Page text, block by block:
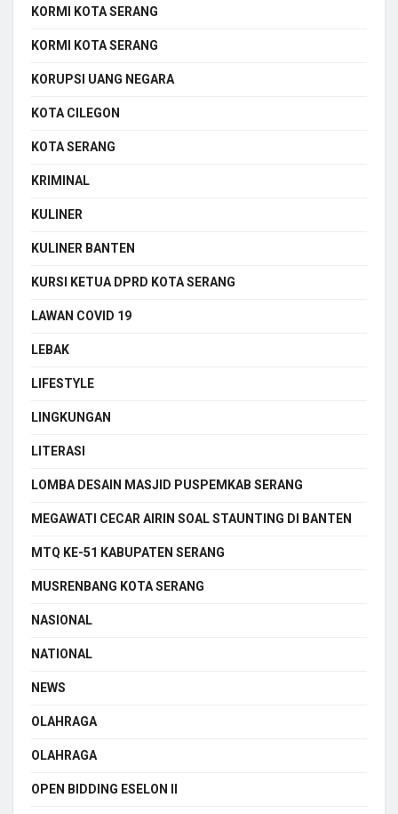
KORMI KOTA SERANG
KORMI KOTA SERANG
KORUPSI UANG NEGARA
KOTA CILEGON
KOTA SERANG
KRIMINAL
KULINER
KULINER BANTEN
KURSI KETUA DPRD KOTA SERANG
LAWAN COVID 19
LEBAK
LIFESTYLE
LINGKUNGAN
LITERASI
LOMBA DESAIN MASJID PUSPEMKAB SERANG
MEGAWATI CECAR AIRIN SOAL STAUNTING DI BANTEN
MTQ KE-51 KABUPATEN SERANG
MUSRENBANG KOTA SERANG
NASIONAL
NATIONAL
NEWS
OLAHRAGA
OLAHRAGA
OPEN BIDDING ESELON II